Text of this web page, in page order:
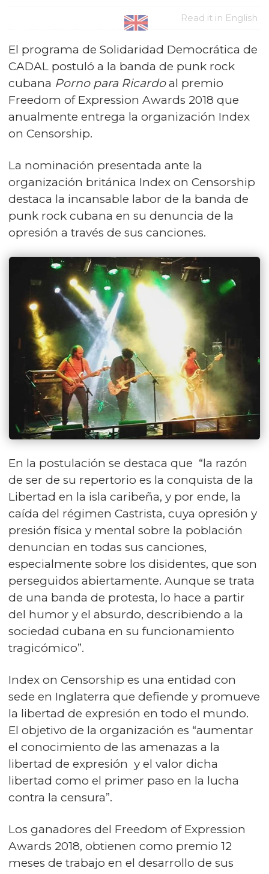
Read it in English
El programa de Solidaridad Democrática de
CADAL postuló a la banda de punk rock
cubana Porno para Ricardoal premio
Freedom of Expression Awards 2018 que
anualmente entrega la organización Index
on Censorship.
La nominación presentada ante la
organización británica Index on Censorship
destaca la incansable labor de la banda de
punk rock cubana en su denuncia de la
opresión a través de sus canciones.
En la postulación se destaca que “la razón
de ser de su repertorio es la conquista de la
Libertad en la isla caribeña, y por ende, la
caída del régimen Castrista, cuya opresión y
presión física y mental sobre la población
denuncian en todas sus canciones,
especialmente sobre los disidentes, que son
perseguidos abiertamente. Aunque se trata
de una banda de protesta, lo hace a partir
del humor y el absurdo, describiendo a la
sociedad cubana en su funcionamiento
tragicómico”.
Index on Censorship es una entidad con
sede en Inglaterra que defiende y promueve
la libertad de expresión en todo el mundo.
El objetivo de la organización es “aumentar
el conocimiento de las amenazas a la
libertad de expresión y el valor dicha
libertad como el primer paso en la lucha
contra la censura”.
Los ganadores del Freedom of Expression
Awards 2018, obtienen como premio 12
meses de trabajo en el desarrollo de sus